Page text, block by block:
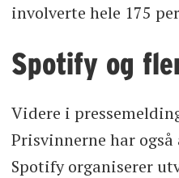
involverte hele 175
Spotify og
Videre i
Prisvinnerne har
Spotify organiserer